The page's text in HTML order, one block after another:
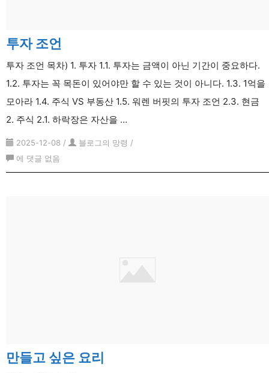
투자 조언
투자 조언 목차) 1. 투자 1.1. 투자는 금액이 아닌 기간이 중요하다.
1.2. 투자는 꼭 목돈이 있어야만 할 수 있는 것이 아니다. 1.3. 1억을
모아라 1.4. 주식 VS 부동산 1.5. 워렌 버핏의 투자 조언 2.3. 현금
2. 주식 2.1. 하락장은 자산을 …
2025-12-08 / 블로그의 망령 /
투
자
에 댓글 없음
만들고 싶은 요리